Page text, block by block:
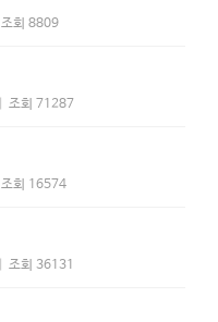
조회 8809
조회 71287
조회 16574
조회 36131